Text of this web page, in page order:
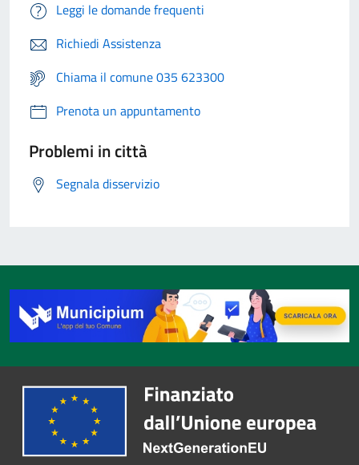
Leggi le domande frequenti
Richiedi Assistenza
Chiama il comune 035 623300
Prenota un appuntamento
Problemi in città
Segnala disservizio